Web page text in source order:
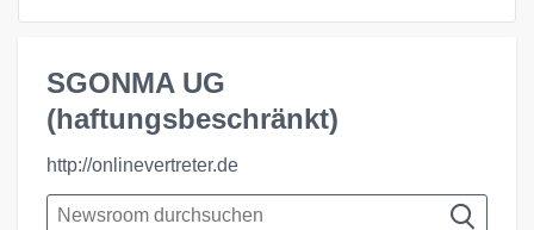
SGONMA UG
(haftungsbeschränkt)
http://onlinevertreter.de